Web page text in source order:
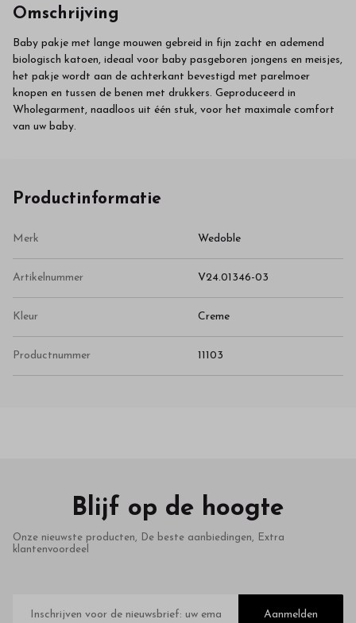
Omschrijving
Baby pakje met lange mouwen gebreid in fijn zacht en ademend
biologisch katoen, ideaal voor baby pasgeboren jongens en meisjes,
het pakje wordt aan de achterkant bevestigd met parelmoer
knopen en tussen de benen met drukkers. Geproduceerd in
Wholegarment, naadloos uit één stuk, voor het maximale comfort
van uw baby.
Productinformatie
Merk Wedoble
Artikelnummer V24.01346-03
Kleur Creme
Productnummer 11103
Blijf op de hoogte
Onze nieuwste producten, De beste aanbiedingen, Extra
klantenvoordeel
mailadres
Aanmelden